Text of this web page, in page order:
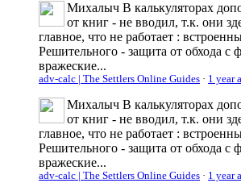
Михалыч В калькуляторах
от книг - не вводил, т.к. они
главное, что не работает :
Решительного - защита от обхода с
вражеские...
adv-calc | The Settlers Online Guides · 1 year
Михалыч В калькуляторах
от книг - не вводил, т.к. они
главное, что не работает :
Решительного - защита от обхода с
вражеские...
adv-calc | The Settlers Online Guides · 1 year